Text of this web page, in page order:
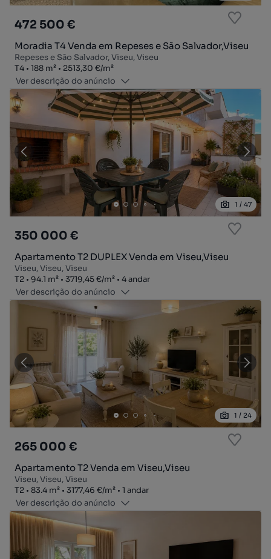
472 500 €
Moradia T4 Venda em Repeses e São Salvador,Viseu
Repeses e São Salvador, Viseu, Viseu
Tipologia
T4
Zona188 m²
Preço por metro quadrado
2513,30 €/m²
Ver descrição do anúncio
1 / 47
350 000 €
Apartamento T2 DUPLEX Venda em Viseu,Viseu
Viseu, Viseu, Viseu
Tipologia
T2
Zona94.1 m²
Preço por metro quadrado
3719,45 €/m²
Andar
4 andar
Ver descrição do anúncio
1 / 24
265 000 €
Apartamento T2 Venda em Viseu,Viseu
Viseu, Viseu, Viseu
Tipologia
T2
Zona83.4 m²
Preço por metro quadrado
3177,46 €/m²
Andar
1 andar
Ver descrição do anúncio